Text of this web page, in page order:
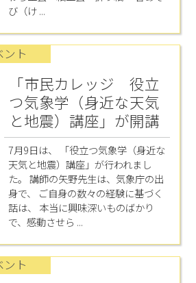
び（け ...
ト
「市民カレッジ 役立
つ気象学（身近な天気
と地震）講座」が開講
7月9日は、 「役立つ気象学（身近な
天気と地震）講座」が行われまし
た。 講師の矢野先生は、気象庁の出
身で、 ご自身の数々の経験に基づく
話は、 本当に興味深いものばかり
で、感動させら ...
ト